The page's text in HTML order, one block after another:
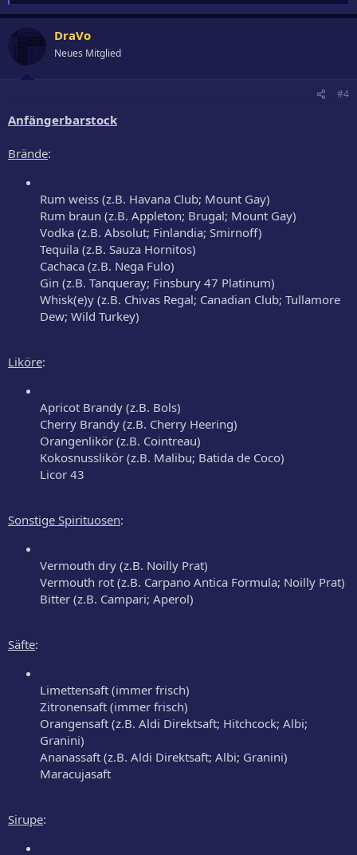
e
a
k
t
i
:
DraVo
Neues Mitglied
#4
Anfängerbarstock
Brände:
Rum weiss (z.B. Havana Club; Mount Gay)
Rum braun (z.B. Appleton; Brugal; Mount Gay)
Vodka (z.B. Absolut; Finlandia; Smirnoff)
Tequila (z.B. Sauza Hornitos)
Cachaca (z.B. Nega Fulo)
Gin (z.B. Tanqueray; Finsbury 47 Platinum)
Whisk(e)y (z.B. Chivas Regal; Canadian Club; Tullamore
Dew; Wild Turkey)
Liköre:
Apricot Brandy (z.B. Bols)
Cherry Brandy (z.B. Cherry Heering)
Orangenlikör (z.B. Cointreau)
Kokosnusslikör (z.B. Malibu; Batida de Coco)
Licor 43
Sonstige Spirituosen:
Vermouth dry (z.B. Noilly Prat)
Vermouth rot (z.B. Carpano Antica Formula; Noilly Prat)
Bitter (z.B. Campari; Aperol)
Säfte:
Limettensaft (immer frisch)
Zitronensaft (immer frisch)
Orangensaft (z.B. Aldi Direktsaft; Hitchcock; Albi;
Granini)
Ananassaft (z.B. Aldi Direktsaft; Albi; Granini)
Maracujasaft
Sirupe: